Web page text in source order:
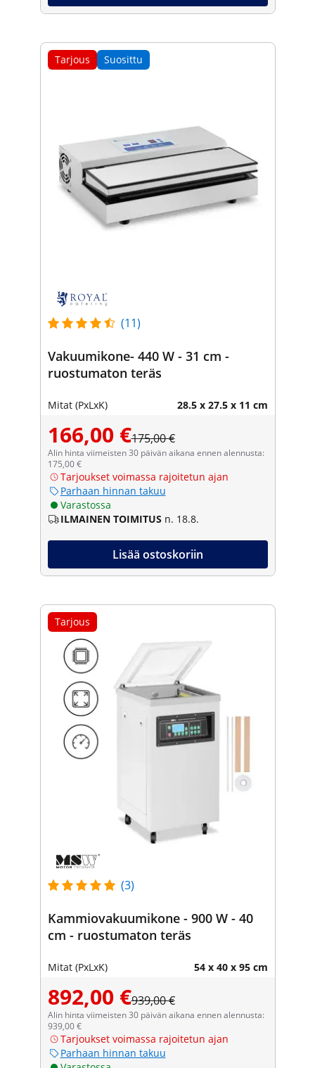
Tarjous Suosittu
(11)
Vakuumikone- 440 W - 31 cm -
ruostumaton teräs
Mitat (PxLxK) 28.5 x 27.5 x 11 cm
166,00 €175,00 €
Alin hinta viimeisten 30 päivän aikana ennen alennusta:
175,00 €
Tarjoukset voimassa rajoitetun ajan
Parhaan hinnan takuu
Varastossa
ILMAINEN TOIMITUS n. 18.8.
Lisää ostoskoriin
Tarjous
(3)
Kammiovakuumikone - 900 W - 40
cm - ruostumaton teräs
Mitat (PxLxK) 54 x 40 x 95 cm
892,00 €939,00 €
Alin hinta viimeisten 30 päivän aikana ennen alennusta:
939,00 €
Tarjoukset voimassa rajoitetun ajan
Parhaan hinnan takuu